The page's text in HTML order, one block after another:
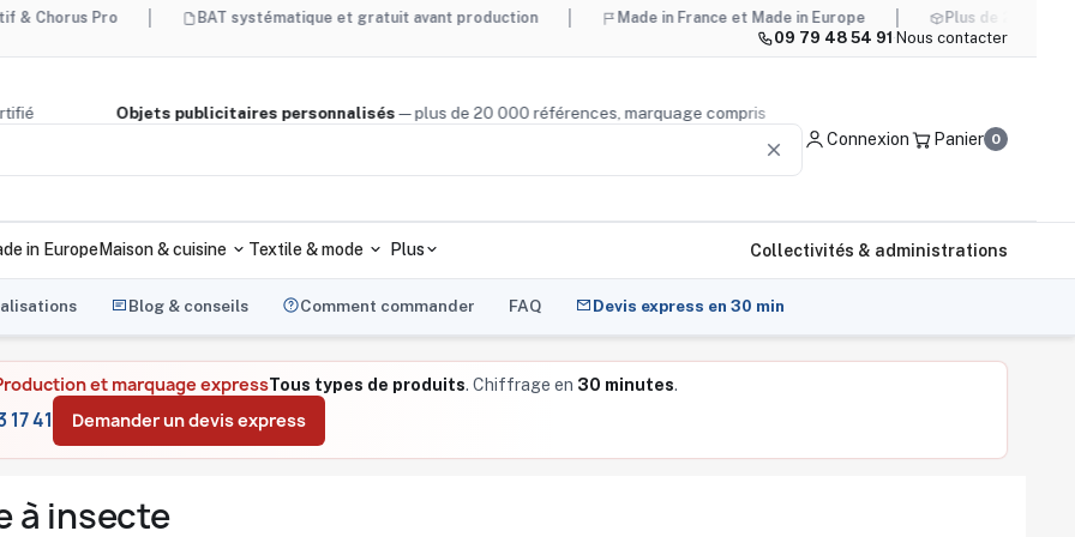
Pro BAT systématique et gratuit avant production Made in France et Made in Europe
Plus de 20 000
09 79 48 54 91 · Nous contacter
certifié Objets publicitaires personnalisés— plus de 20 000 références, marquage compris
clear Connexion Panier 0
in EuropeMaison & cuisine Textile & mode Plus Collectivités & administrations
Blog & conseils Comment commander FAQ Devis express en 30 min
et marquage expressTous types de produits. Chiffrage en 30 minutes.
17 41 Demander un devis express
à insecte